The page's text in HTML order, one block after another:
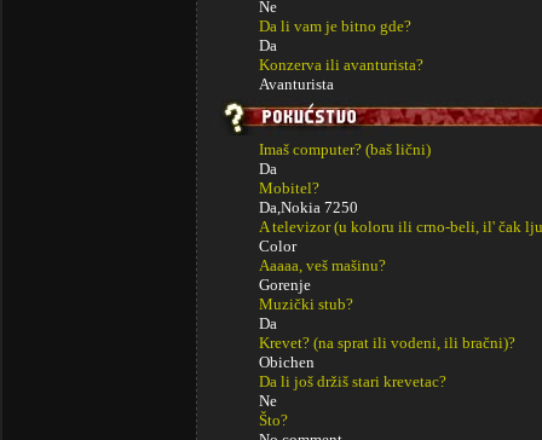
Ne
Da li vam je bitno gde?
Da
Konzerva ili avanturista?
Avanturista
Imaš computer? (baš lični)
Da
Mobitel?
Da,Nokia 7250
A televizor (u koloru ili crno-beli, il' čak
Color
Aaaaa, veš mašinu?
Gorenje
Muzički stub?
Da
Krevet? (na sprat ili vodeni, ili bračni)?
Obichen
Da li još držiš stari krevetac?
Ne
Što?